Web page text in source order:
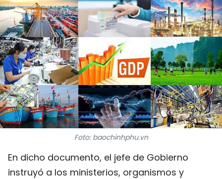
DEPORTES
PUENTE DE AMISTAD
HISTORIAS MULTIMEDIA
FOTOGRAFÍA
¿QUIÉNES SOMOS?
TIẾNG VIỆT
Foto: baochinhphu.vn
En dicho documento, el jefe de Gobierno
instruyó a los ministerios, organismos y